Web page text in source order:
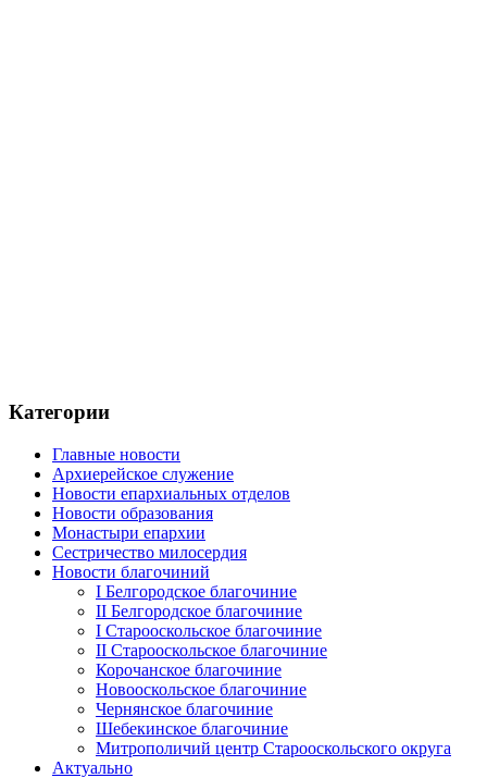
Категории
Главные новости
Архиерейское служение
Новости епархиальных отделов
Новости образования
Монастыри епархии
Сестричество милосердия
Новости благочиний
I Белгородское благочиние
II Белгородское благочиние
I Старооскольское благочиние
II Старооскольское благочиние
Корочанское благочиние
Новооскольское благочиние
Чернянское благочиние
Шебекинское благочиние
Митрополичий центр Старооскольского округа
Актуально